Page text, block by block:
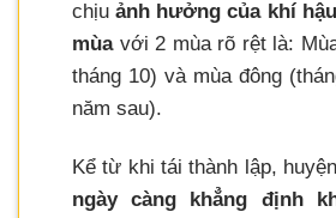
chịuảnh hưởng của khí
mùavới 2 mùa rõ rệt là:
tháng 10) và mùa đông
năm sau).
Kể từ khi tái thành lập,
ngày càng khẳng định